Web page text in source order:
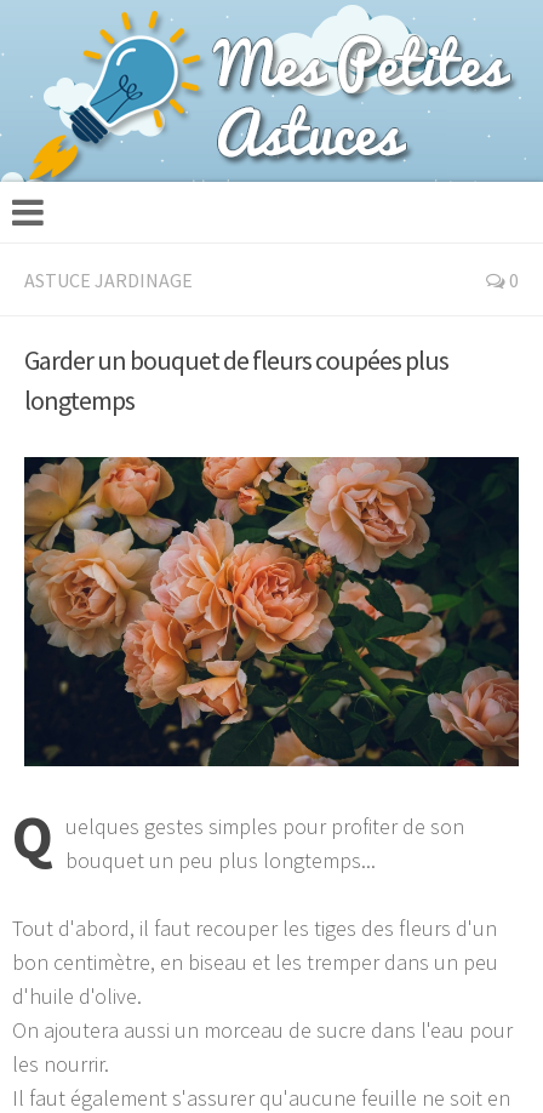
ASTUCE JARDINAGE 0
Garder un bouquet de fleurs coupées plus
longtemps
Q uelques gestes simples pour profiter de son
bouquet un peu plus longtemps...
Tout d'abord, il faut recouper les tiges des fleurs d'un
bon centimètre, en biseau et les tremper dans un peu
d'huile d'olive.
On ajoutera aussi un morceau de sucre dans l'eau pour
les nourrir.
Il faut également s'assurer qu'aucune feuille ne soit en